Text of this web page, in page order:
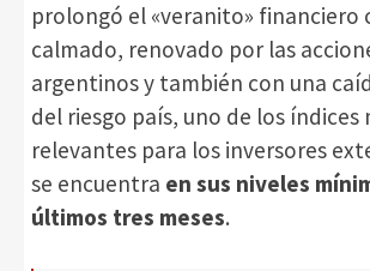
prolongó el «veranito» financiero
calmado, renovado por las
argentinos y también con una
del riesgo país, uno de los índices
relevantes para los inversores
se encuentra en sus niveles
últimos tres meses.